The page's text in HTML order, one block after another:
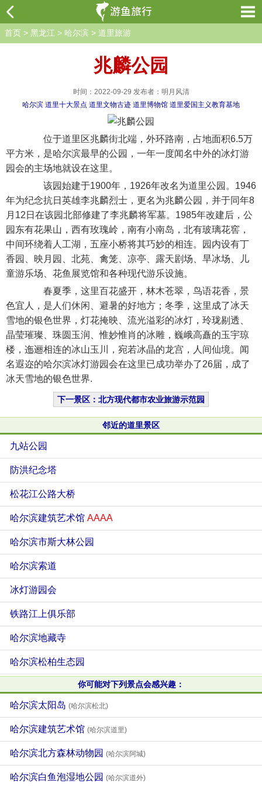
首页 > 黑龙江 > 哈尔滨 > 道里旅游
兆麟公园
时间：2022-09-29 发布者：明月风清
哈尔滨 道里十大景点 道里文物古迹 道里博物馆 道里爱国主义教育基地
位于道里区兆麟街北端，外环路南，占地面积6.5万
平方米，是哈尔滨最早的公园，一年一度闻名中外的冰灯游
园会的主场地就设在这里。
该园始建于1900年，1926年改名为道里公园。1946
年为纪念抗日英雄李兆麟烈士，更名为兆麟公园，并于同年8
月12日在该园北部修建了李兆麟将军墓。1985年改建后，公
园东有花果山，西有玫瑰岭，南有小南岛，北有玻璃花窖，
中间环绕着人工湖，五座小桥将其巧妙的相连。园内设有丁
香园、映月园、北苑、禽笼、凉亭、露天剧场、旱冰场、儿
童游乐场、花鱼展览馆和各种现代游乐设施。
春夏季，这里百花盛开，林木苍翠，鸟语花香，景
色宜人，是人们休闲、避暑的好地方；冬季，这里成了冰天
雪地的银色世界，灯花掩映、流光溢彩的冰灯，玲珑剔透、
晶莹璀璨、珠圆玉润、惟妙惟肖的冰雕，巍峨高矗的玉宇琼
楼，迤逦相连的冰山玉川，宛若冰晶的龙宫，人间仙境。闻
名遐迩的哈尔滨冰灯游园会在这里已成功举办了26届，成了
冰天雪地的银色世界.
下一景区：北方现代都市农业旅游示范园
邻近的道里景区
九站公园
防洪纪念塔
松花江公路大桥
哈尔滨建筑艺术馆 AAAA
哈尔滨市斯大林公园
哈尔滨索道
冰灯游园会
铁路江上俱乐部
哈尔滨地藏寺
哈尔滨松柏生态园
你可能对下列景点会感兴趣：
哈尔滨太阳岛 (哈尔滨松北)
哈尔滨建筑艺术馆 (哈尔滨道里)
哈尔滨北方森林动物园 (哈尔滨阿城)
哈尔滨白鱼泡湿地公园 (哈尔滨道外)